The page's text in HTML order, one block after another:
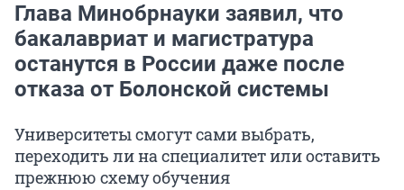
Глава Минобрнауки заявил, что
бакалавриат и магистратура
останутся в России даже после
отказа от Болонской системы
Университеты смогут сами выбрать,
переходить ли на специалитет или оставить
прежнюю схему обучения